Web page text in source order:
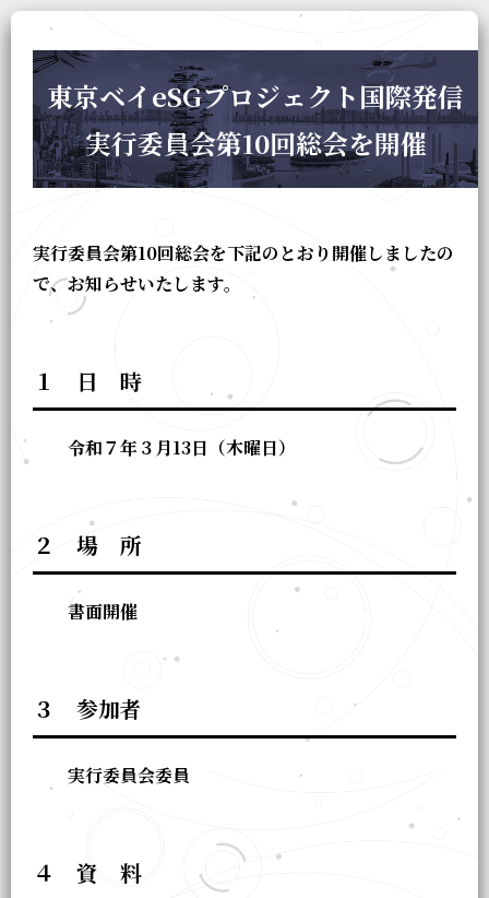
東京ベイeSGプロジェクト国際発信
実行委員会第10回総会を開催
実行委員会第10回総会を下記のとおり開催しましたの
で、お知らせいたします。
１ 日 時
令和７年３月13日（木曜日）
２ 場 所
書面開催
３ 参加者
実行委員会委員
４ 資 料